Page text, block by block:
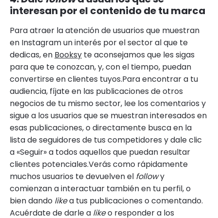
interesan por el contenido de tu marca
Para atraer la atención de usuarios que muestran
en Instagram un interés por el sector al que te
dedicas, en Booksy te aconsejamos que les sigas
para que te conozcan, y, con el tiempo, puedan
convertirse en clientes tuyos.Para encontrar a tu
audiencia, fíjate en las publicaciones de otros
negocios de tu mismo sector, lee los comentarios y
sigue a los usuarios que se muestran interesados en
esas publicaciones, o directamente busca en la
lista de seguidores de tus competidores y dale clic
a «Seguir» a todos aquellos que puedan resultar
clientes potenciales.Verás como rápidamente
muchos usuarios te devuelven el followy
comienzan a interactuar también en tu perfil, o
bien dando likea tus publicaciones o comentando.
Acuérdate de darle a likeo responder a los